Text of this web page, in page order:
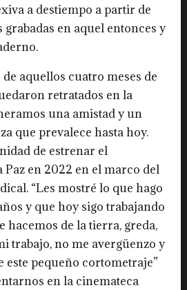
a destiempo a partir de
en aquel entonces y
aquellos cuatro meses de
retratados en la
una amistad y un
que prevalece hasta hoy.
de estrenar el
en 2022 en el marco del
“Les mostré lo que hago
y que hoy sigo trabajando
hacemos de la tierra, greda,
trabajo, no me avergüenzo y
este pequeño cortometraje”
en la cinemateca